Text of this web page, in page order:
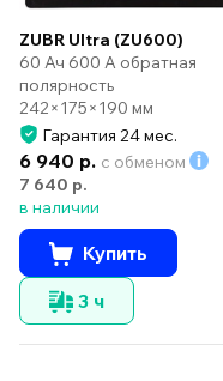
ZUBR Ultra (ZU600)
60 Ач 600 А обратная
полярность
242×175×190 мм
Гарантия 24 мес.
6 940 р. с обменом
7 640 р.
в наличии
Купить
3 ч